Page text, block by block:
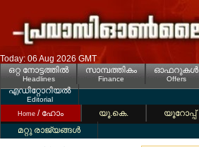
Today: 06 Aug 2026 GMT
ഒറ്റ നോട്ടത്തില്‍
Headlines
സാമ്പത്തികം
Finance
ഓഫറുകള്‍
Offers
എഡിറ്റോറിയല്‍
Editorial
Home / ഹോം യൂ.കെ. യൂറോപ്പ്
മറ്റു രാജ്യങ്ങള്‍